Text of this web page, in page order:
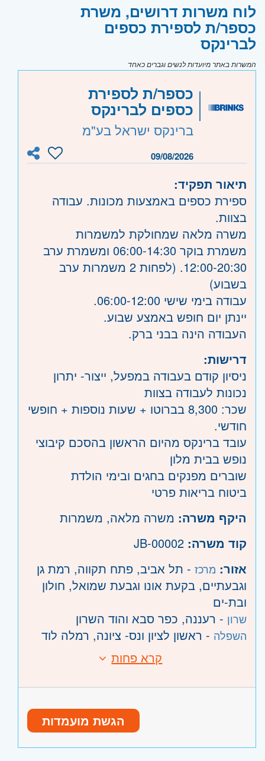
לוח משרות דרושים, משרת
כספר/ת לספירת כספים
לברינקס
המשרות באתר מיועדות לנשים וגברים כאחד
כספר/ת לספירת
כספים לברינקס
ברינקס ישראל בע"מ
09/08/2026
תיאור תפקיד:
ספירת כספים באמצעות מכונות. עבודה
בצוות.
משרה מלאה שמחולקת למשמרות
משמרת בוקר 06:00-14:30 ומשמרת ערב
12:00-20:30. (לפחות 2 משמרות ערב
בשבוע)
עבודה בימי שישי 06:00-12:00.
יינתן יום חופש באמצע שבוע.
העבודה הינה בבני ברק.
דרישות:
ניסיון קודם בעבודה במפעל, ייצור- יתרון
נכונות לעבודה בצוות
שכר: 8,300 בברוטו + שעות נוספות + חופשי
חודשי.
עובד ברינקס מהיום הראשון בהסכם קיבוצי
נופש בבית מלון
שוברים מפנקים בחגים ובימי הולדת
ביטוח בריאות פרטי
היקף משרה: משרה מלאה, משמרות
קוד משרה:
אזור: מרכז - תל אביב, פתח תקווה, רמת גן
וגבעתיים, בקעת אונו וגבעת שמואל, חולון
ובת-ים
שרון - רעננה, כפר סבא והוד השרון
השפלה - ראשון לציון ונס- ציונה, רמלה לוד
קרא פחות
הגשת מועמדות